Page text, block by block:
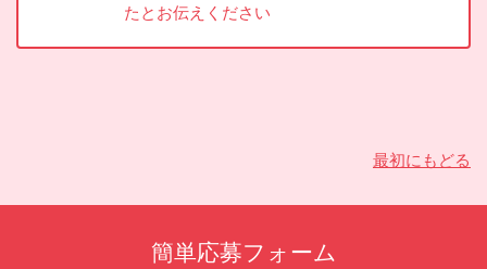
たとお伝えください
最初にもどる
簡単応募フォーム